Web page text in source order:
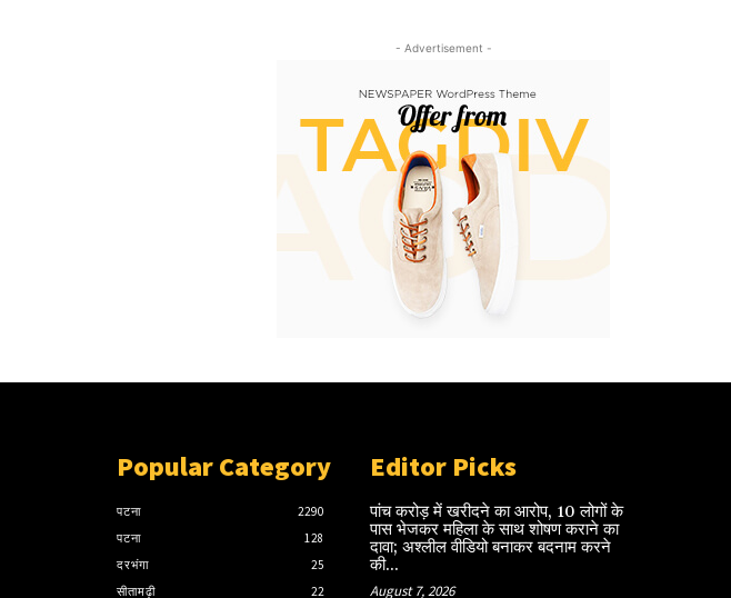
- Advertisement -
Popular Category
पटना
2290
पटना
128
दरभंगा
25
सीतामढ़ी
22
Editor Picks
पांच करोड़ में खरीदने का आरोप, 10 लोगों के
पास भेजकर महिला के साथ शोषण कराने का
दावा; अश्लील वीडियो बनाकर बदनाम करने
की...
August 7, 2026